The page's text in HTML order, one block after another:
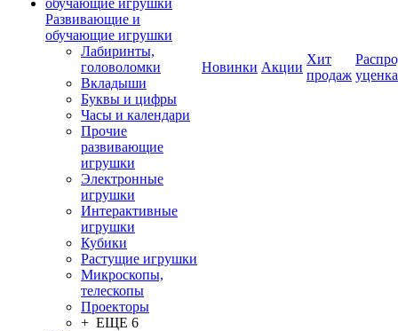
Развивающие и
обучающие игрушки
Лабиринты,
головоломки
Вкладыши
Буквы и цифры
Часы и календари
Прочие
развивающие
игрушки
Электронные
игрушки
Интерактивные
игрушки
Кубики
Растущие игрушки
Микроскопы,
телескопы
Проекторы
+ ЕЩЕ 6
Новинки Акции
Хит
продаж уценка